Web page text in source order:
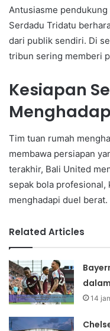
Antusiasme
Serdadu Tridatu
dari publik sendiri. Di
tribun sering memberi
Kesiapan
Tim tuan rumah
membawa persiapan
terakhir, Bali United
sepak bola profesional,
menghadapi duel berat.
Related Articles
14